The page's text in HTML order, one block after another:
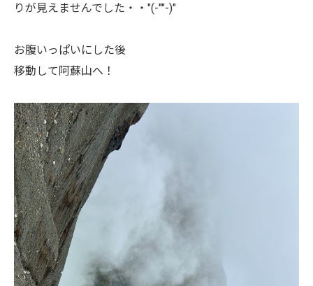
りが見えませんでした・・"(-""-)"
お腹いっぱいにした後
移動して阿蘇山へ！